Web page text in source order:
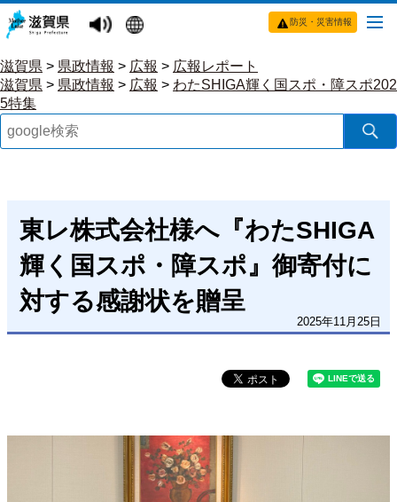
防災・災害情報
滋賀県 > 県政情報 > 広報 > 広報レポート
滋賀県 > 県政情報 > 広報 > わたSHIGA輝く国スポ・障スポ202
5特集
東レ株式会社様へ『わたSHIGA
輝く国スポ・障スポ』御寄付に
対する感謝状を贈呈
2025年11月25日